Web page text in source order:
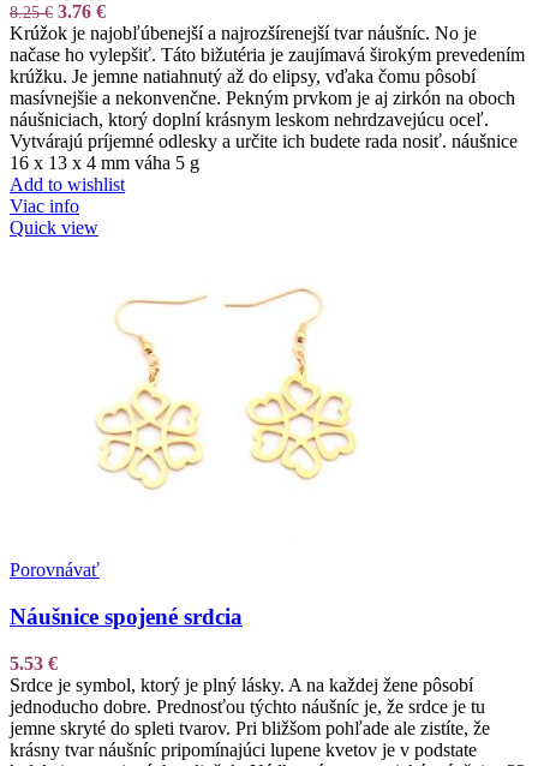
8.25€ 3.76 €
Krúžok je najobľúbenejší a najrozšírenejší tvar náušníc. No je
načase ho vylepšiť. Táto bižutéria je zaujímavá širokým prevedením
krúžku. Je jemne natiahnutý až do elipsy, vďaka čomu pôsobí
masívnejšie a nekonvenčne. Pekným prvkom je aj zirkón na oboch
náušniciach, ktorý doplní krásnym leskom nehrdzavejúcu oceľ.
Vytvárajú príjemné odlesky a určite ich budete rada nosiť. náušnice
16 x 13 x 4 mm váha 5 g
Add to wishlist
Viac info
Quick view
Porovnávať
Náušnice spojené srdcia
5.53 €
Srdce je symbol, ktorý je plný lásky. A na každej žene pôsobí
jednoducho dobre. Prednosťou týchto náušníc je, že srdce je tu
jemne skryté do spleti tvarov. Pri bližšom pohľade ale zistíte, že
krásny tvar náušníc pripomínajúci lupene kvetov je v podstate